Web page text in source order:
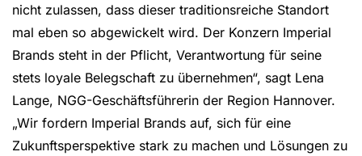
nicht zulassen, dass dieser traditionsreiche Standort
mal eben so abgewickelt wird. Der Konzern Imperial
Brands steht in der Pflicht, Verantwortung für seine
stets loyale Belegschaft zu übernehmen“, sagt Lena
Lange, NGG-Geschäftsführerin der Region Hannover.
„Wir fordern Imperial Brands auf, sich für eine
Zukunftsperspektive stark zu machen und Lösungen zu